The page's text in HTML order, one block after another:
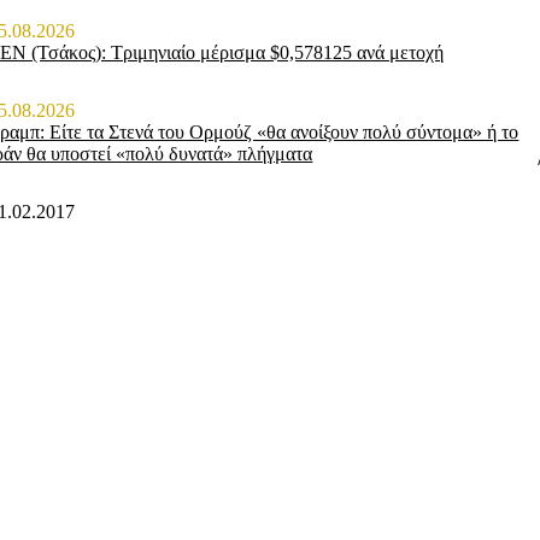
(Τσάκος): Τριμηνιαίο μέρισμα $0,578125 ανά μετοχή
Είτε τα Στενά του Ορμούζ «θα ανοίξουν πολύ σύντομα» ή το
θα υποστεί «πολύ δυνατά» πλήγματα